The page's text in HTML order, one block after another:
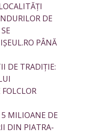
DE
PÂNĂ
DE TRADIȚIE:
5 MILIOANE DE
DIN PIATRA-